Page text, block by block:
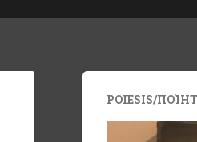
POIESIS/